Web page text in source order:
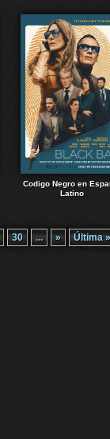
Codigo Negro en
Latino
30 ... » Última »